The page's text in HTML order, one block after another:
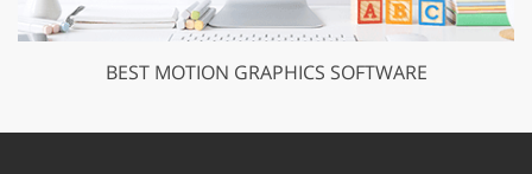
BEST MOTION GRAPHICS SOFTWARE